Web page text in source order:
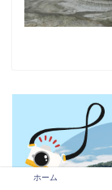
ホーム